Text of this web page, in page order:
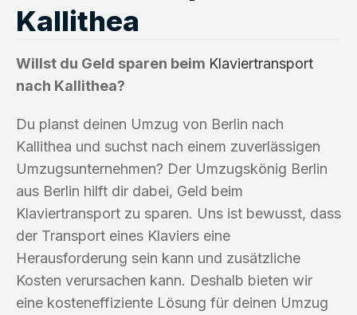
Kallithea
Willst du Geld sparen beim Klaviertransport
nach Kallithea?
Du planst deinen Umzug von Berlin nach
Kallithea und suchst nach einem zuverlässigen
Umzugsunternehmen? Der Umzugskönig Berlin
aus Berlin hilft dir dabei, Geld beim
Klaviertransport zu sparen. Uns ist bewusst, dass
der Transport eines Klaviers eine
Herausforderung sein kann und zusätzliche
Kosten verursachen kann. Deshalb bieten wir
eine kosteneffiziente Lösung für deinen Umzug